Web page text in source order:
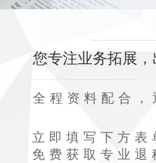
您专注业务拓展，
全程资料配合，
立即填写下方表
免费获取专业退